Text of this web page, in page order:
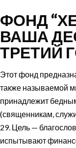
ФОНД
ВАША
ТРЕТИЙ
Этот фонд
также называемой
принадлежит
(священникам,
29. Цель —
испытывают